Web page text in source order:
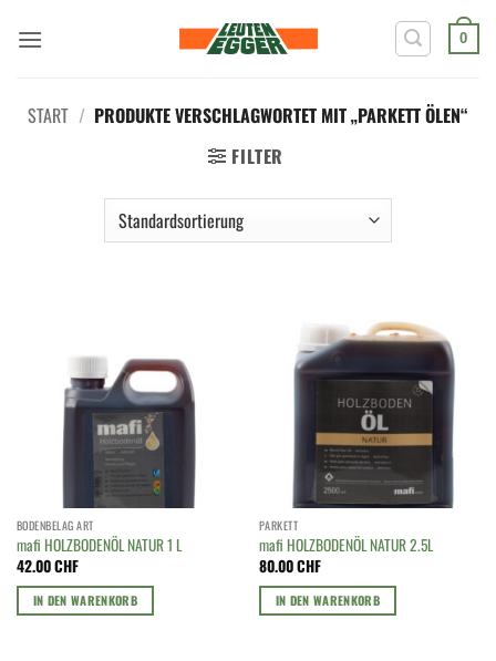
Inhalt
0
START / PRODUKTE VERSCHLAGWORTET MIT „PARKETT ÖLEN“
FILTER
BODENBELAG ART
mafi HOLZBODENÖL NATUR 1 L
42.00CHF
IN DEN WARENKORB
PARKETT
mafi HOLZBODENÖL NATUR 2.5L
80.00CHF
IN DEN WARENKORB